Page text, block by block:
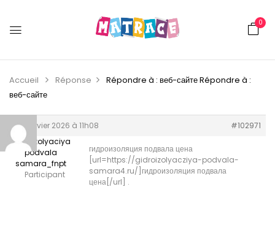
0
Accueil Réponse Répondre à : веб-сайтеRépondre à :
веб-сайте
23 janvier 2026 à 11h08
#102971
gidroizolyaciya
podvala
samara_fnpt
Participant
гидроизоляция подвала цена
[url=https://gidroizolyacziya-podvala-
samara4.ru/]гидроизоляция подвала
цена[/url] .